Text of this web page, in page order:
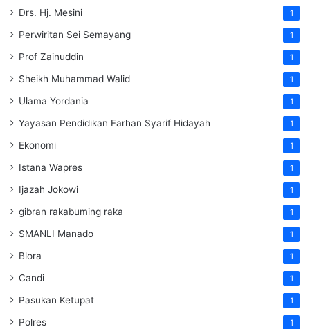
Drs. Hj. Mesini 1
Perwiritan Sei Semayang 1
Prof Zainuddin 1
Sheikh Muhammad Walid 1
Ulama Yordania 1
Yayasan Pendidikan Farhan Syarif Hidayah 1
Ekonomi 1
Istana Wapres 1
Ijazah Jokowi 1
gibran rakabuming raka 1
SMANLI Manado 1
Blora 1
Candi 1
Pasukan Ketupat 1
Polres 1